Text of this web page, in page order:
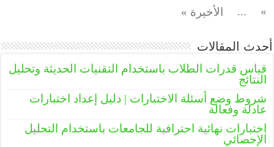
»
... الأخيرة »
أحدث المقالات
قياس قدرات الطلاب باستخدام التقنيات الحديثة وتحليل
النتائج
شروط وضع أسئلة الاختبارات | دليل إعداد اختبارات
عادلة وفعالة
اختبارات نهائية احترافية للجامعات باستخدام التحليل
الإحصائي